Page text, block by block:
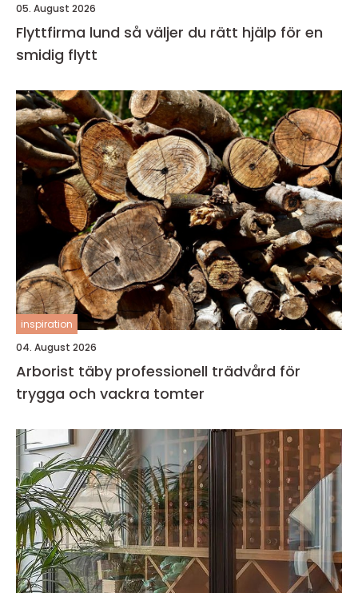
05. August 2026
Flyttfirma lund så väljer du rätt hjälp för en
smidig flytt
inspiration
04. August 2026
Arborist täby professionell trädvård för
trygga och vackra tomter